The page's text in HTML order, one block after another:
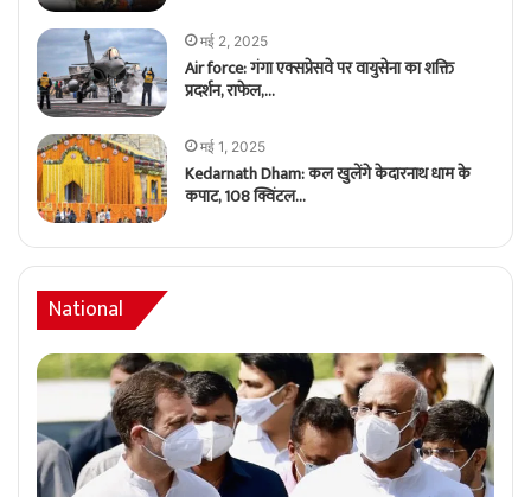
मई 2, 2025
Air force: गंगा एक्सप्रेसवे पर वायुसेना का शक्ति
प्रदर्शन, राफेल,…
मई 1, 2025
Kedarnath Dham: कल खुलेंगे केदारनाथ धाम के
कपाट, 108 क्विंटल…
National